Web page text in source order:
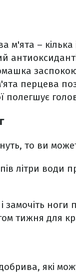
– кілька
перцева
то ви
літри води
тижня для
які